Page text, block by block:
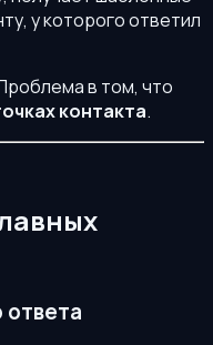
у которого ответил
в том, что
контакта.
ответа